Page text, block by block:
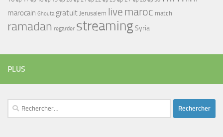
marocain Ghouta gratuit Jerusalem live maroc match
ramadan regarder streamingSyria
PLUS
Rechercher :